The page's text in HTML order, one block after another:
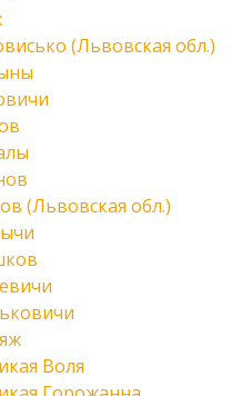
(Львовская обл.)
(Львовская обл.)
Воля